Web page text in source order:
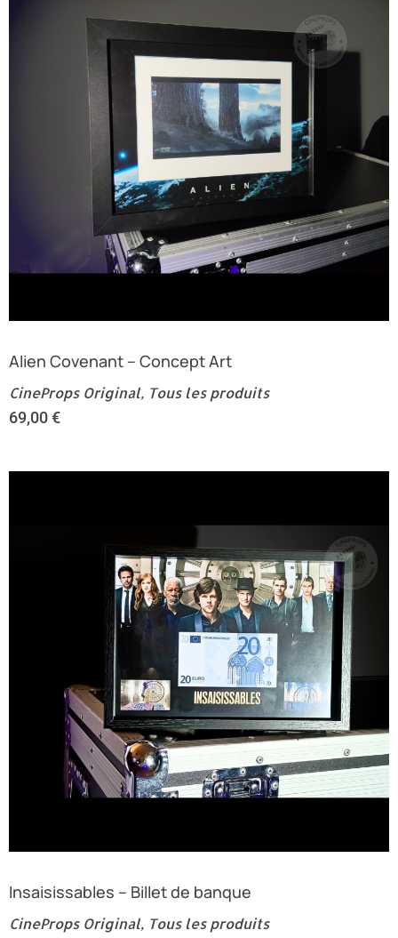
Alien Covenant – Concept Art
CineProps Original, Tous les produits
69,00€
Insaisissables – Billet de banque
CineProps Original, Tous les produits